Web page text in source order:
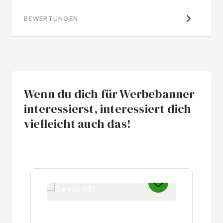
BEWERTUNGEN
Wenn du dich für Werbebanner
interessierst, interessiert dich
vielleicht auch das!